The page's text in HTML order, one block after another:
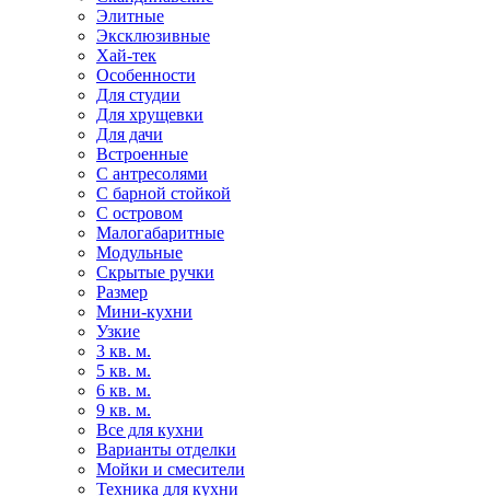
Элитные
Эксклюзивные
Хай-тек
Особенности
Для студии
Для хрущевки
Для дачи
Встроенные
С антресолями
С барной стойкой
С островом
Малогабаритные
Модульные
Скрытые ручки
Размер
Мини-кухни
Узкие
3 кв. м.
5 кв. м.
6 кв. м.
9 кв. м.
Все для кухни
Варианты отделки
Мойки и смесители
Техника для кухни